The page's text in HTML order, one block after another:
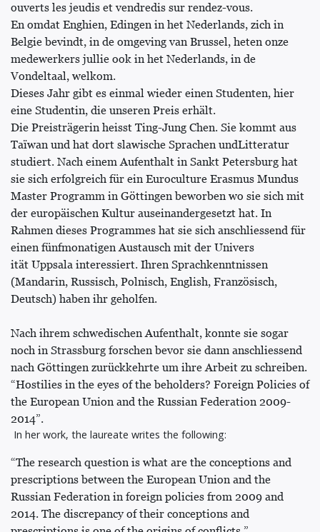
ouverts les jeudis et vendredis sur rendez-vous.
En omdat Enghien, Edingen in het Nederlands, zich in
Belgie bevindt, in de omgeving van Brussel, heten onze
medewerkers jullie ook in het Nederlands, in de
Vondeltaal, welkom.
Dieses Jahr gibt es einmal wieder einen Studenten, hier
eine Studentin, die unseren Preis erhält.
Die Preisträgerin heisst Ting-Jung Chen. Sie kommt aus
Taïwan und hat dort slawische Sprachen undLitteratur
studiert. Nach einem Aufenthalt in Sankt Petersburg hat
sie sich erfolgreich für ein Euroculture Erasmus Mundus
Master Programm in Göttingen beworben wo sie sich mit
der europäischen Kultur auseinandergesetzt hat. In
Rahmen dieses Programmes hat sie sich anschliessend für
einen fünfmonatigen Austausch mit der Univers
ität Uppsala interessiert. Ihren Sprachkenntnissen
(Mandarin, Russisch, Polnisch, English, Französisch,
Deutsch) haben ihr geholfen.
Nach ihrem schwedischen Aufenthalt, konnte sie sogar
noch in Strassburg forschen bevor sie dann anschliessend
nach Göttingen zurückkehrte um ihre Arbeit zu schreiben.
“Hostilies in the eyes of the beholders? Foreign Policies of
the European Union and the Russian Federation 2009-
2014”.
In her work, the laureate writes the following:
“The research question is what are the conceptions and
prescriptions between the European Union and the
Russian Federation in foreign policies from 2009 and
2014. The discrepancy of their conceptions and